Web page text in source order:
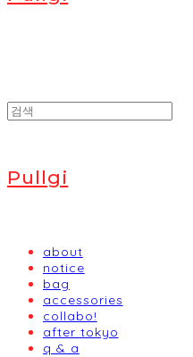
Pullgi
about
notice
bag
accessories
collabo!
after tokyo
q & a